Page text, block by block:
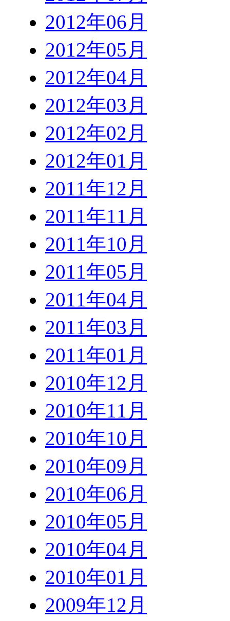
2012年06月
2012年05月
2012年04月
2012年03月
2012年02月
2012年01月
2011年12月
2011年11月
2011年10月
2011年05月
2011年04月
2011年03月
2011年01月
2010年12月
2010年11月
2010年10月
2010年09月
2010年06月
2010年05月
2010年04月
2010年01月
2009年12月